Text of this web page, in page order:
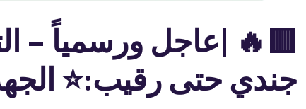
🟥🔥 |عاجل ورسمياً –
جندي حتى رقيب:⭐️